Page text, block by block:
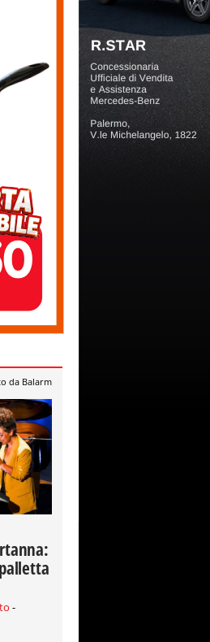
da Balarm
-